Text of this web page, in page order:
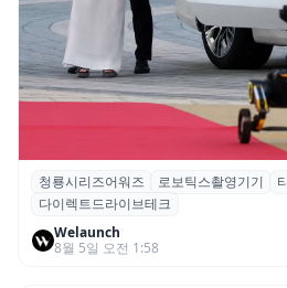
청룡시리즈어워즈 레드카
형 이족 보행 로봇 ‘티타
청룡시리즈어워즈 로보틱스촬영기기
다이렉트드라이브테크
Welaunch
8월 5일 오전 1:58